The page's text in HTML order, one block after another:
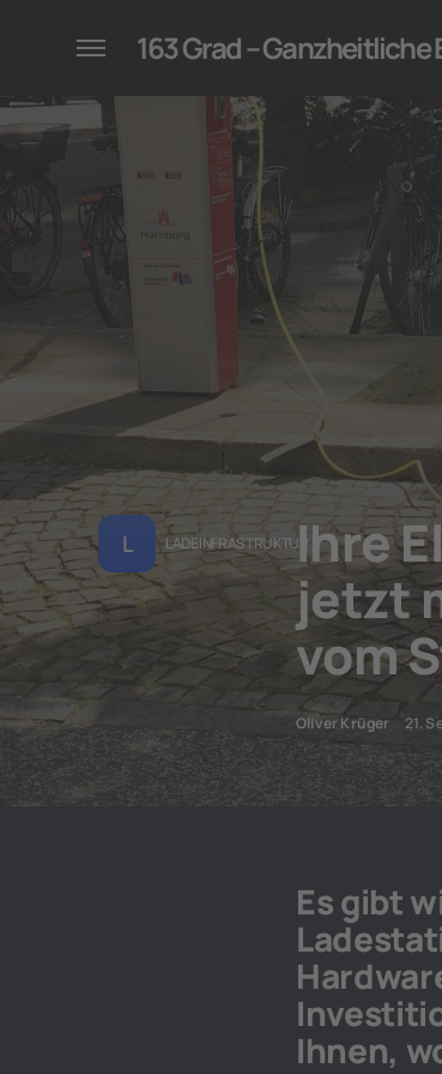
für Unternehmen
163 Grad –
L LADEINFRASTRUKTURIhre
jetzt
vom
Oliver Krüger 21.
Es gibt
Ihnen,